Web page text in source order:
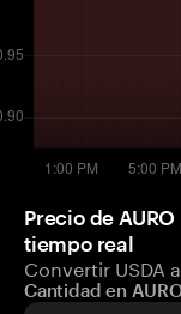
Precio de
tiempo real
Convertir USDA
Cantidad en